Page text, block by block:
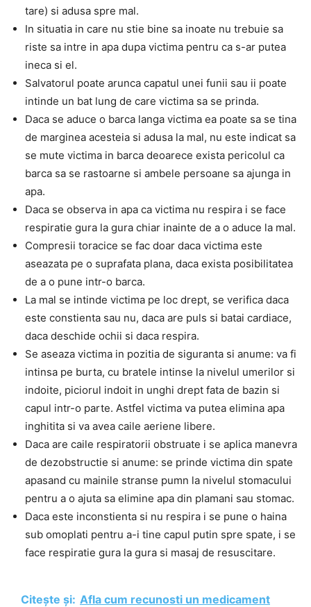
tare) si adusa spre mal.
In situatia in care nu stie bine sa inoate nu trebuie sa
riste sa intre in apa dupa victima pentru ca s-ar putea
ineca si el.
Salvatorul poate arunca capatul unei funii sau ii poate
intinde un bat lung de care victima sa se prinda.
Daca se aduce o barca langa victima ea poate sa se tina
de marginea acesteia si adusa la mal, nu este indicat sa
se mute victima in barca deoarece exista pericolul ca
barca sa se rastoarne si ambele persoane sa ajunga in
apa.
Daca se observa in apa ca victima nu respira i se face
respiratie gura la gura chiar inainte de a o aduce la mal.
Compresii toracice se fac doar daca victima este
aseazata pe o suprafata plana, daca exista posibilitatea
de a o pune intr-o barca.
La mal se intinde victima pe loc drept, se verifica daca
este constienta sau nu, daca are puls si batai cardiace,
daca deschide ochii si daca respira.
Se aseaza victima in pozitia de siguranta si anume: va fi
intinsa pe burta, cu bratele intinse la nivelul umerilor si
indoite, piciorul indoit in unghi drept fata de bazin si
capul intr-o parte. Astfel victima va putea elimina apa
inghitita si va avea caile aeriene libere.
Daca are caile respiratorii obstruate i se aplica manevra
de dezobstructie si anume: se prinde victima din spate
apasand cu mainile stranse pumn la nivelul stomacului
pentru a o ajuta sa elimine apa din plamani sau stomac.
Daca este inconstienta si nu respira i se pune o haina
sub omoplati pentru a-i tine capul putin spre spate, i se
face respiratie gura la gura si masaj de resuscitare.
Citește și: Afla cum recunosti un medicament